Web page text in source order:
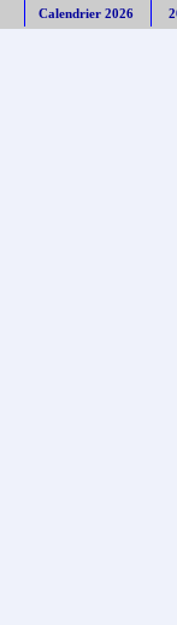
Calendrier 2026